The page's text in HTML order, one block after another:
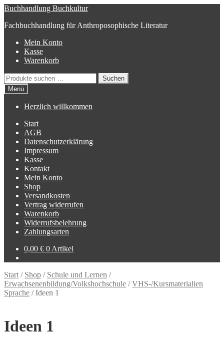
Zur
springen
Zum
springen
Buchhandlung Buchkultur
Fachbuchhandlung für Anthroposophische Literatur
Mein Konto
Kasse
Warenkorb
Suchen
nach:
Suchen
Menü
Herzlich willkommen
Start
AGB
Datenschutzerklärung
Impressum
Kasse
Kontakt
Mein Konto
Shop
Versandkosten
Vertrag widerrufen
Warenkorb
Widerrufsbelehrung
Zahlungsarten
0,00 € 0 Artikel
Start / Shop / Schule und Lernen /
Erwachsenenbildung/Volkshochschule /VHS-/Kursmaterialien
Sprache /Ideen 1
Ideen 1